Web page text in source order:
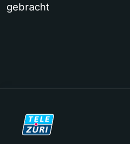
gebracht